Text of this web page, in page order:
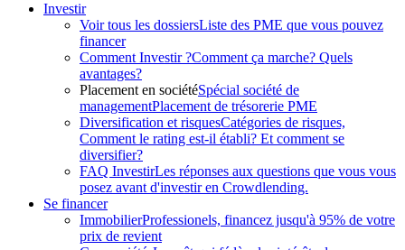
Investir
Voir tous les dossiersListe des PME que vous pouvez
financer
Comment Investir ?Comment ça marche? Quels
avantages?
Placement en sociétéSpécial société de
managementPlacement de trésorerie PME
Diversification et risquesCatégories de risques,
Comment le rating est-il établi? Et comment se
diversifier?
FAQ InvestirLes réponses aux questions que vous vous
posez avant d'investir en Crowdlending.
Se financer
ImmobilierProfessionels, financez jusqu'à 95% de votre
prix de revient